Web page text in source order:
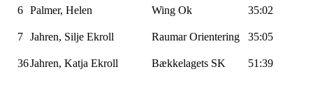
6 Palmer, Helen Wing Ok 35:02
7 Jahren, Silje Ekroll RaumarOrientering 35:05
36Jahren, Katja Ekroll Bækkelagets SK 51:39